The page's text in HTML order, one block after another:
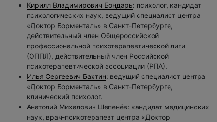
Кирилл Владимирович Бондарь: психолог, кандидат
психологических наук, ведущий специалист центра
«Доктор Борменталь» в Санкт-Петербурге,
действительный член Общероссийской
профессиональной психотерапевтической лиги
(ОППЛ), действительный член Российской
психотерапевтической ассоциации (РПА).
Илья Сергеевич Бахтин: ведущий специалист центра
«Доктор Борменталь» в Санкт-Петербурге,
клинический психолог.
Анатолий Михалович Шепенёв: кандидат медицинских
наук, врач-психотерапевт центра «Доктор